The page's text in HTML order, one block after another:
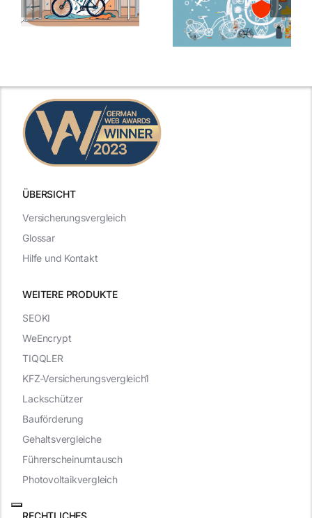
ÜBERSICHT
WEITERE PRODUKTE
RECHTLICHES
Versicherungsvergleich
Glossar
Hilfe und Kontakt
SEOKI
WeEncrypt
TIQQLER
KFZ-Versicherungsvergleich1
Lackschützer
Bauförderung
Gehaltsvergleiche
Führerscheinumtausch
Photovoltaikvergleich